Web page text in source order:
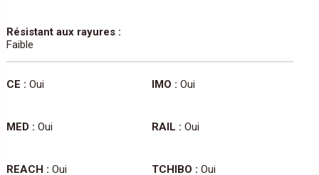
Résistant aux rayures :
Faible
CE : Oui IMO : Oui
MED : Oui RAIL : Oui
REACH : Oui TCHIBO : Oui